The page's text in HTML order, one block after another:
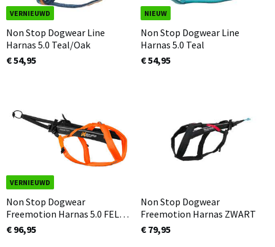
VERNIEUWD
Non Stop Dogwear Line
Harnas 5.0 Teal/Oak
€ 54,95
NIEUW
Non Stop Dogwear Line
Harnas 5.0 Teal
€ 54,95
VERNIEUWD
Non Stop Dogwear
Freemotion Harnas 5.0 FEL
ORANJE
€ 96,95
Non Stop Dogwear
Freemotion Harnas ZWART
€ 79,95